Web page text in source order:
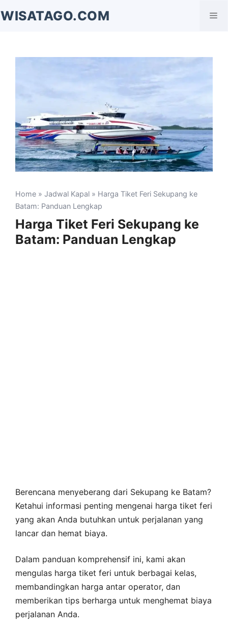
ke
WISATAGO.COM
Home » Jadwal Kapal » Harga Tiket Feri Sekupang ke
Batam: Panduan Lengkap
Harga Tiket Feri Sekupang ke
Batam: Panduan Lengkap
Berencana menyeberang dari Sekupang ke Batam?
Ketahui informasi penting mengenai harga tiket feri
yang akan Anda butuhkan untuk perjalanan yang
lancar dan hemat biaya.
Dalam panduan komprehensif ini, kami akan
mengulas harga tiket feri untuk berbagai kelas,
membandingkan harga antar operator, dan
memberikan tips berharga untuk menghemat biaya
perjalanan Anda.